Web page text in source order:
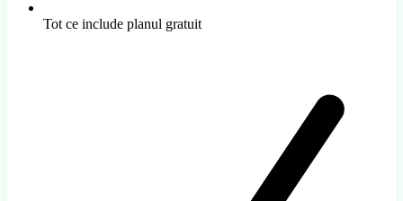
Tot ce include planul gratuit